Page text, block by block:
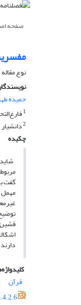
صفحه
نوع
حمیده
1
2
چکیده
گفت
قرآن